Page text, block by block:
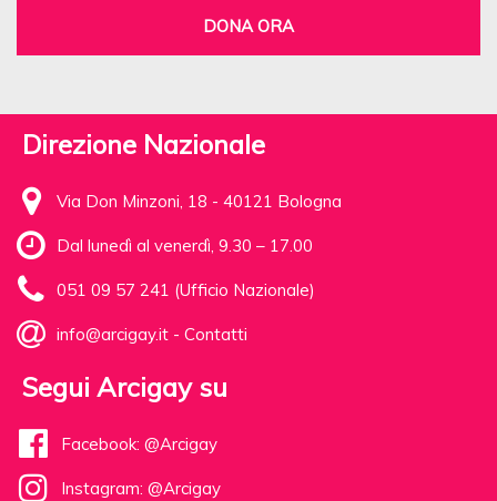
DONA ORA
Direzione Nazionale
Via Don Minzoni, 18 - 40121 Bologna
Dal lunedì al venerdì, 9.30 – 17.00
051 09 57 241 (Ufficio Nazionale)
info@arcigay.it - Contatti
Segui Arcigay su
Facebook: @Arcigay
Instagram: @Arcigay